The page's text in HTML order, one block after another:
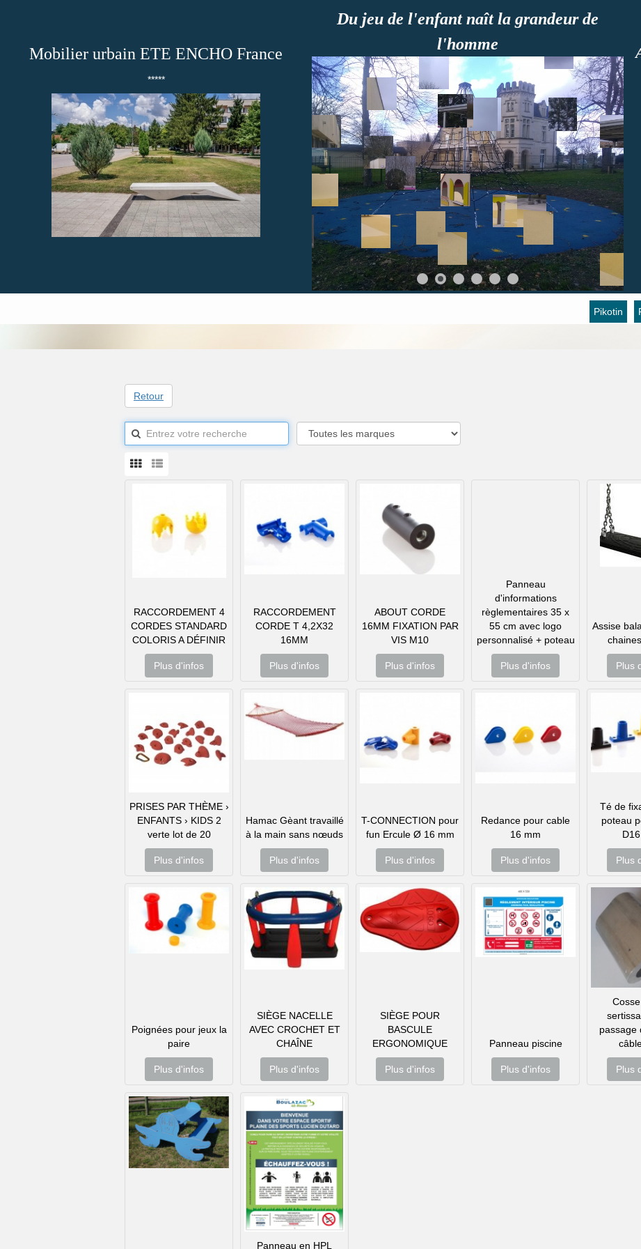
Mobilier urbain ETE ENCHO France
*****
Du jeu de l'enfant naît la grandeur de
l'homme
Pikotin
Retour
RACCORDEMENT 4
CORDES STANDARD
COLORIS A DÉFINIR
Plus d'infos
RACCORDEMENT
CORDE T 4,2X32
16MM
Plus d'infos
ABOUT CORDE
16MM FIXATION PAR
VIS M10
Plus d'infos
Panneau
d'informations
règlementaires 35 x
55 cm avec logo
personnalisé + poteau
Plus d'infos
Assise
Plus
PRISES PAR THÈME ›
ENFANTS › KIDS 2
verte lot de 20
Plus d'infos
Hamac Gèant travaillé
à la main sans nœuds
Plus d'infos
T-CONNECTION pour
fun Ercule Ø 16 mm
Plus d'infos
Redance pour cable
16 mm
Plus d'infos
Té de
poteau
Plus
Poignées pour jeux la
paire
Plus d'infos
SIÈGE NACELLE
AVEC CROCHET ET
CHAÎNE
Plus d'infos
SIÈGE POUR
BASCULE
ERGONOMIQUE
Plus d'infos
Panneau piscine
Plus d'infos
passage
Plus
Panneau en HPL